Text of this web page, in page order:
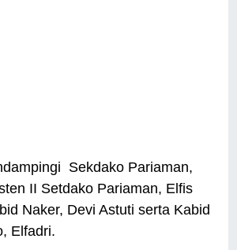
Sekdako Pariaman,
II Setdako Pariaman, Elfis
Naker, Devi Astuti serta Kabid
Elfadri.